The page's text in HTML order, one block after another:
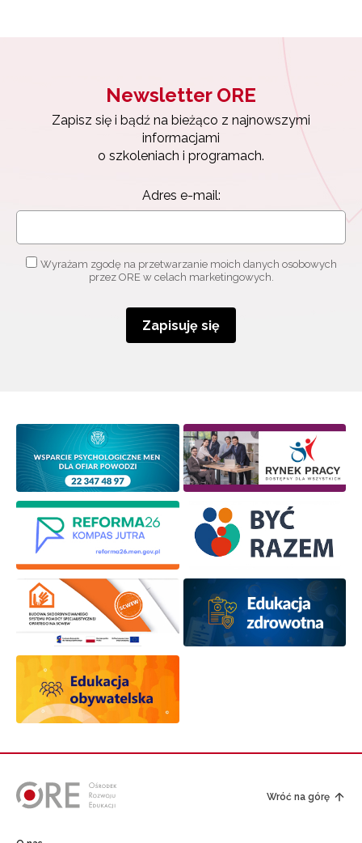
Newsletter ORE
Zapisz się i bądź na bieżąco z najnowszymi
informacjami
o szkoleniach i programach.
Adres e-mail:
Wyrażam zgodę na przetwarzanie moich danych osobowych
przez ORE w celach marketingowych.
Zapisuję się
Wróć na górę